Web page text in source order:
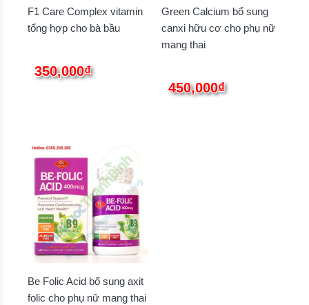
F1 Care Complex vitamin
tổng hợp cho bà bầu
350,000₫
Green Calcium bổ sung
canxi hữu cơ cho phụ nữ
mang thai
450,000₫
Be Folic Acid bổ sung axit
folic cho phụ nữ mang thai